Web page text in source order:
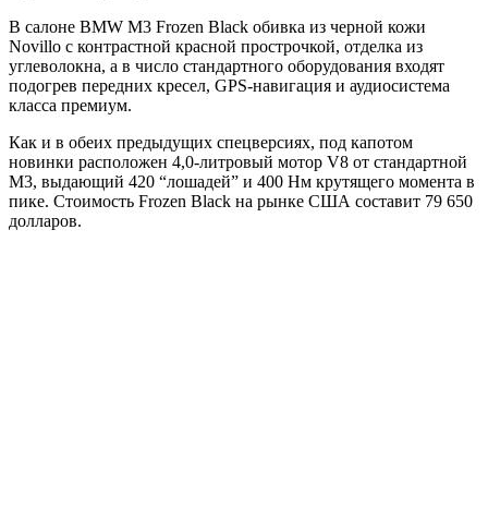
В салоне BMW M3 Frozen Black обивка из черной кожи
Novillo с контрастной красной прострочкой, отделка из
углеволокна, а в число стандартного оборудования входят
подогрев передних кресел, GPS-навигация и аудиосистема
класса премиум.
Как и в обеих предыдущих спецверсиях, под капотом
новинки расположен 4,0-литровый мотор V8 от стандартной
M3, выдающий 420 “лошадей” и 400 Нм крутящего момента в
пике. Стоимость Frozen Black на рынке США составит 79 650
долларов.